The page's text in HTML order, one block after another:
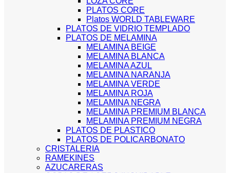
PLATOS CORE
Platos WORLD TABLEWARE
PLATOS DE VIDRIO TEMPLADO
PLATOS DE MELAMINA
MELAMINA BEIGE
MELAMINA BLANCA
MELAMINA AZUL
MELAMINA NARANJA
MELAMINA VERDE
MELAMINA ROJA
MELAMINA NEGRA
MELAMINA PREMIUM BLANCA
MELAMINA PREMIUM NEGRA
PLATOS DE PLASTICO
PLATOS DE POLICARBONATO
CRISTALERIA
RAMEKINES
AZUCARERAS